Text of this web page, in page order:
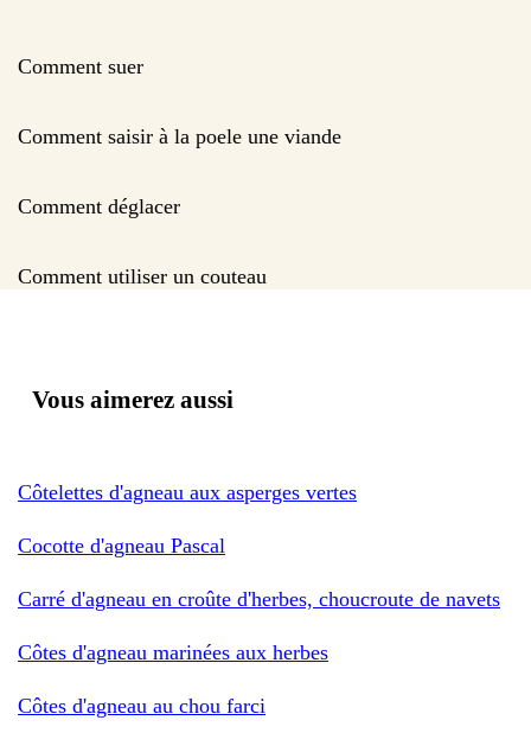
Comment suer
Comment saisir à la poele une viande
Comment déglacer
Comment utiliser un couteau
Vous aimerez aussi
Côtelettes d'agneau aux asperges vertes
Cocotte d'agneau Pascal
Carré d'agneau en croûte d'herbes, choucroute de navets
Côtes d'agneau marinées aux herbes
Côtes d'agneau au chou farci